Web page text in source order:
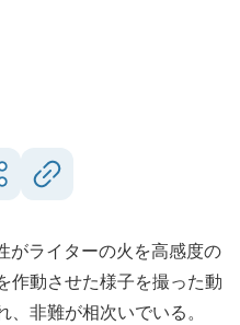
ライターの火を高感度の
作動させた様子を撮った動
非難が相次いでいる。